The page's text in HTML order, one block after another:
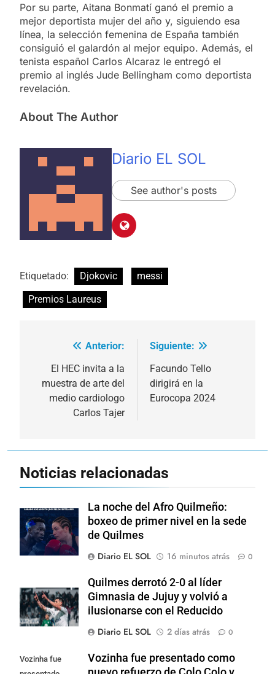
Por su parte, Aitana Bonmatí ganó el premio a
mejor deportista mujer del año y, siguiendo esa
línea, la selección femenina de España también
consiguió el galardón al mejor equipo. Además, el
tenista español Carlos Alcaraz le entregó el
premio al inglés Jude Bellingham como deportista
revelación.
About The Author
Diario EL SOL
See author's posts
Etiquetado: Djokovic
messi
Premios Laureus
Navegación
entradas
Anterior:
El HEC invita a la
muestra de arte del
medio cardiologo
Carlos Tajer
Siguiente:
Facundo Tello
dirigirá en la
Eurocopa 2024
Noticias relacionadas
La noche del Afro Quilmeño:
boxeo de primer nivel en la sede
de Quilmes
Diario EL SOL
16 minutos atrás 0
Quilmes derrotó 2-0 al líder
Gimnasia de Jujuy y volvió a
ilusionarse con el Reducido
Diario EL SOL
2 días atrás 0
Vozinha fue
Vozinha fue presentado como